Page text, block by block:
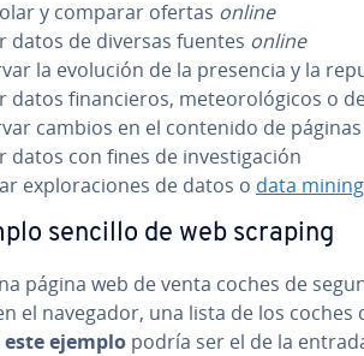
y comparar ofertas online
datos de diversas fuentes online
la evolución de la presencia y la
datos fi­na­n­cie­ros, me­teo­ro­ló­gi­cos o
cambios en el contenido de
datos con fines de in­ve­s­ti­ga­ción
ex­plo­ra­cio­nes de datos o data mining
sencillo de web scraping
página web de venta coches de
el navegador, una lista de los coches
ejemplo podría ser el de la